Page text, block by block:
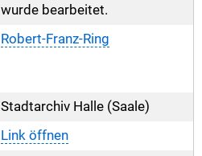
wurde bearbeitet.
Robert-Franz-Ring
Stadtarchiv Halle (Saale)
Link öffnen